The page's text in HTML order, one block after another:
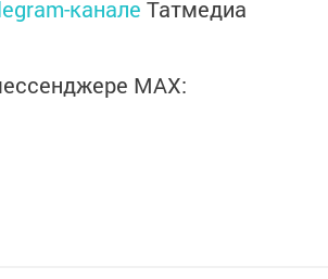
канале Татмедиа
MАХ: